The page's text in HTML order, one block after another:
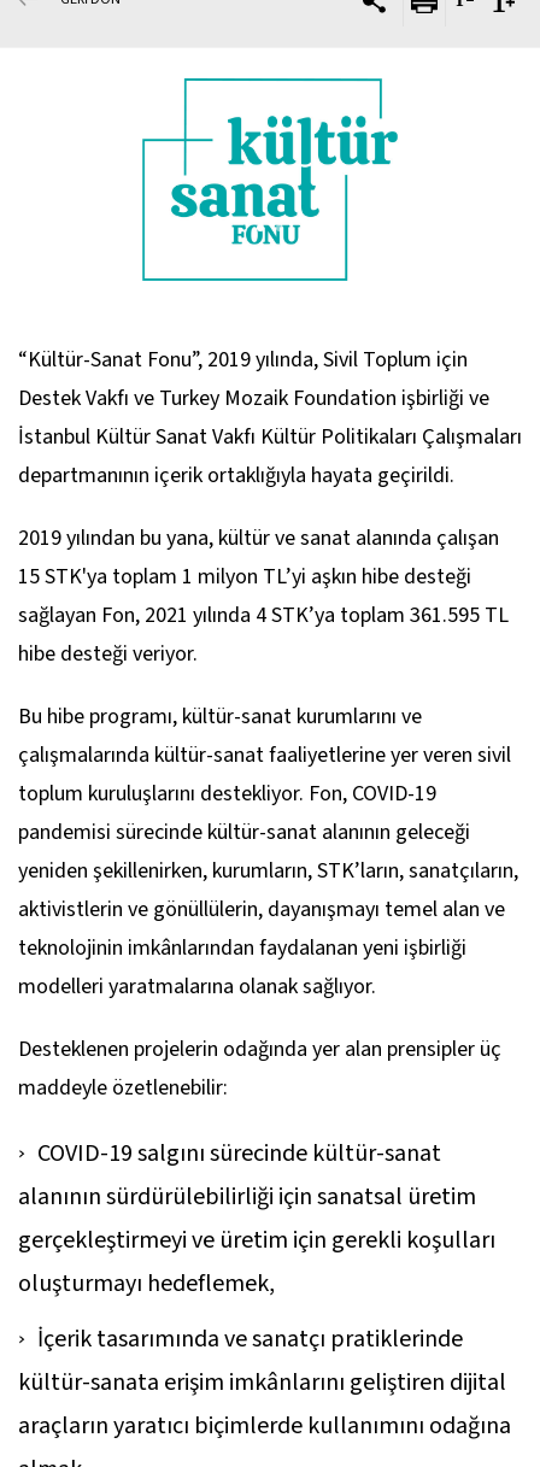
“Kültür-Sanat Fonu”, 2019 yılında, Sivil Toplum için
Destek Vakfı ve Turkey Mozaik Foundation işbirliği ve
İstanbul Kültür Sanat Vakfı Kültür Politikaları Çalışmaları
departmanının içerik ortaklığıyla hayata geçirildi.
2019 yılından bu yana, kültür ve sanat alanında çalışan
15 STK'ya toplam 1 milyon TL’yi aşkın hibe desteği
sağlayan Fon, 2021 yılında 4 STK’ya toplam 361.595 TL
hibe desteği veriyor.
Bu hibe programı, kültür-sanat kurumlarını ve
çalışmalarında kültür-sanat faaliyetlerine yer veren sivil
toplum kuruluşlarını destekliyor. Fon, COVID-19
pandemisi sürecinde kültür-sanat alanının geleceği
yeniden şekillenirken, kurumların, STK’ların, sanatçıların,
aktivistlerin ve gönüllülerin, dayanışmayı temel alan ve
teknolojinin imkânlarından faydalanan yeni işbirliği
modelleri yaratmalarına olanak sağlıyor.
Desteklenen projelerin odağında yer alan prensipler üç
maddeyle özetlenebilir:
COVID-19 salgını sürecinde kültür-sanat
alanının sürdürülebilirliği için sanatsal üretim
gerçekleştirmeyi ve üretim için gerekli koşulları
oluşturmayı hedeflemek,
İçerik tasarımında ve sanatçı pratiklerinde
kültür-sanata erişim imkânlarını geliştiren dijital
araçların yaratıcı biçimlerde kullanımını odağına